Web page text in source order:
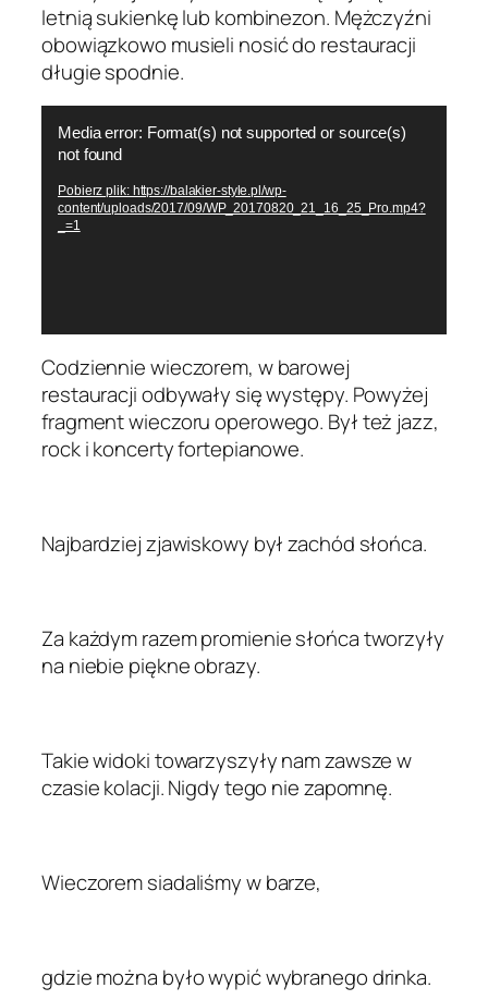
letnią sukienkę lub kombinezon. Mężczyźni
obowiązkowo musieli nosić do restauracji
długie spodnie.
video
Media error: Format(s) not supported or source(s)
not found
Pobierz plik: https://balakier-style.pl/wp-
content/uploads/2017/09/WP_20170820_21_16_25_Pro.mp4?
_=1
Codziennie wieczorem, w barowej
restauracji odbywały się występy. Powyżej
fragment wieczoru operowego. Był też jazz,
rock i koncerty fortepianowe.
Najbardziej zjawiskowy był zachód słońca.
Za każdym razem promienie słońca tworzyły
na niebie piękne obrazy.
Takie widoki towarzyszyły nam zawsze w
czasie kolacji. Nigdy tego nie zapomnę.
Wieczorem siadaliśmy w barze,
gdzie można było wypić wybranego drinka.